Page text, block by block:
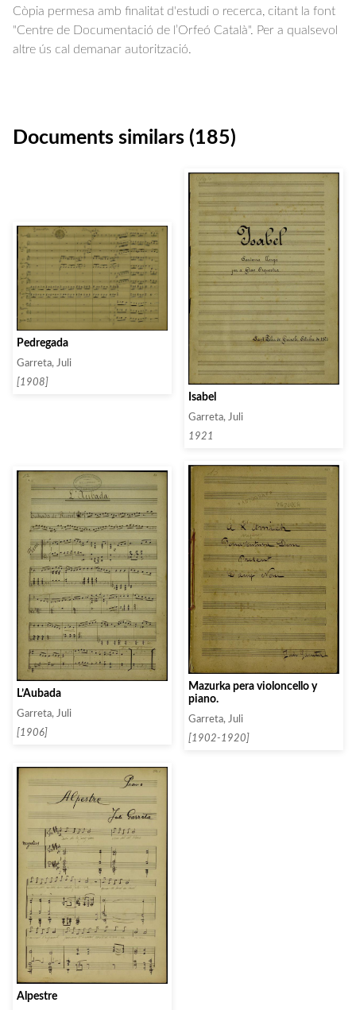
Còpia permesa amb finalitat d'estudi o recerca, citant la font
"Centre de Documentació de l’Orfeó Català". Per a qualsevol
altre ús cal demanar autorització.
Documents similars (185)
Pedregada
Garreta, Juli
[1908]
Isabel
Garreta, Juli
1921
L’Aubada
Garreta, Juli
[1906]
Mazurka pera violoncello y
piano.
Garreta, Juli
[1902-1920]
Alpestre